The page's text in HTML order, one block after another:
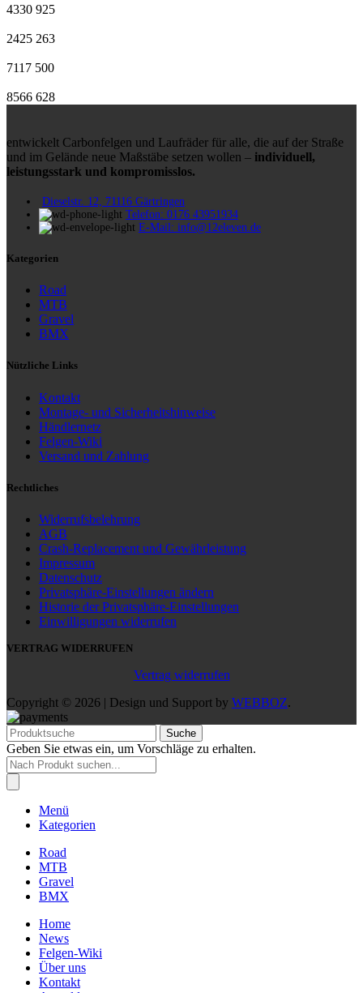
4330 925
2425 263
7117 500
8566 628
entwickelt Carbonfelgen und Laufräder für alle, die auf der Straße
und im Gelände neue Maßstäbe setzen wollen – individuell,
leistungsstark und kompromisslos.
Dieselstr. 12, 71116 Gärtringen
Telefon: 0176 43951934
E-Mail: info@12eleven.de
Kategorien
Road
MTB
Gravel
BMX
Nützliche Links
Kontakt
Montage- und Sicherheitshinweise
Händlernetz
Felgen-Wiki
Versand und Zahlung
Rechtliches
Widerrufsbelehrung
AGB
Crash-Replacement und Gewährleistung
Impressum
Datenschutz
Privatsphäre-Einstellungen ändern
Historie der Privatsphäre-Einstellungen
Einwilligungen widerrufen
VERTRAG WIDERRUFEN
Vertrag widerrufen
Copyright © 2026 | Design und Support by WEBBOZ.
Suche
Geben Sie etwas ein, um Vorschläge zu erhalten.
Products
search
Menü
Kategorien
Road
MTB
Gravel
BMX
Home
News
Felgen-Wiki
Über uns
Kontakt